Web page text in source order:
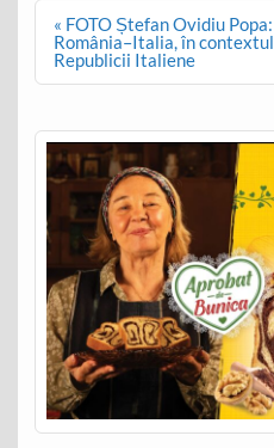
Post
navigation
« FOTO Ștefan Ovidiu
România–Italia, în
Republicii Italiene